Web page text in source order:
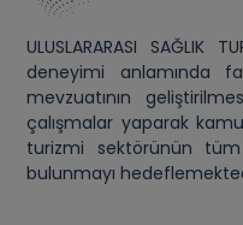
ULUSLARARASI SAĞLIK
deneyimi anlamında
mevzuatının
çalışmalar yaparak
turizmi sektörünün tüm
bulunmayı